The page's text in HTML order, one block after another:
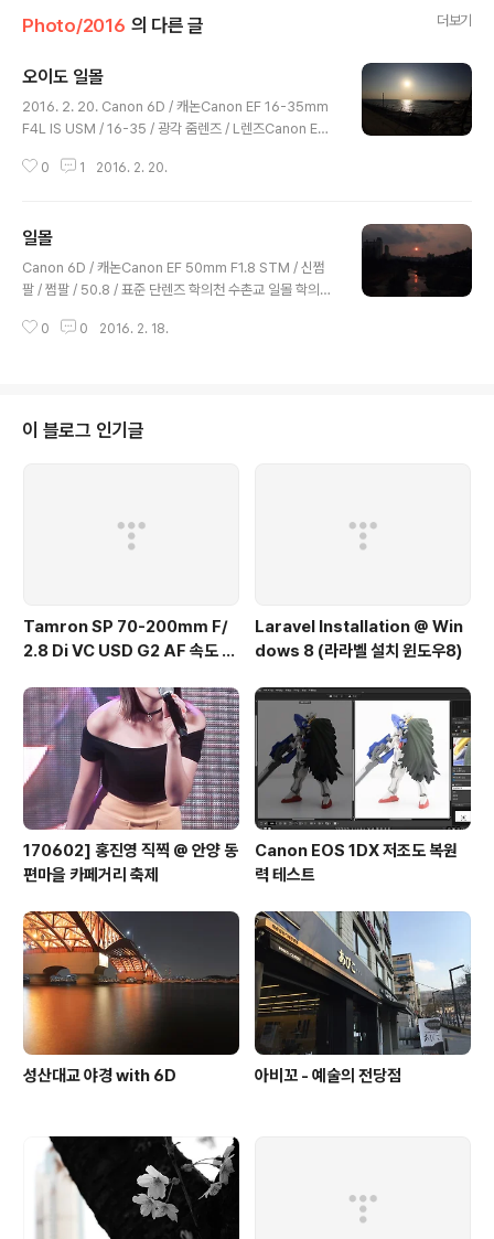
Photo/2016 의 다른 글 더보기
오이도 일몰
2016. 2. 20. Canon 6D / 캐논Canon EF 16-35mm
F4L IS USM / 16-35 / 광각 줌렌즈 / L렌즈Canon EF
겨울 오이도 일몰 빨간 등대 전망대 옆 방파제, 선착장만족
간 시간을 놓침날씨가 추운데 제대로 방한 대책을 안세우
고 갔기에...어쩔 수 없었음다음에 또 오기로...
0 1 2016. 2. 20.
일몰
Canon 6D / 캐논Canon EF 50mm F1.8 STM / 신쩜
팔 / 쩜팔 / 50.8 / 표준 단렌즈 학의천 수촌교 일몰 학의천
0 0 2016. 2. 18.
이 블로그 인기글
Tamron SP 70-200mm F/
2.8 Di VC USD G2 AF 속도 테
Laravel Installation @ Win
dows 8 (라라벨 설치 윈도우8)
170602] 홍진영 직찍 @ 안양 동
편마을 카페거리 축제
Canon EOS 1DX 저조도 복원
력 테스트
성산대교 야경 with 6D 아비꼬 - 예술의 전당점